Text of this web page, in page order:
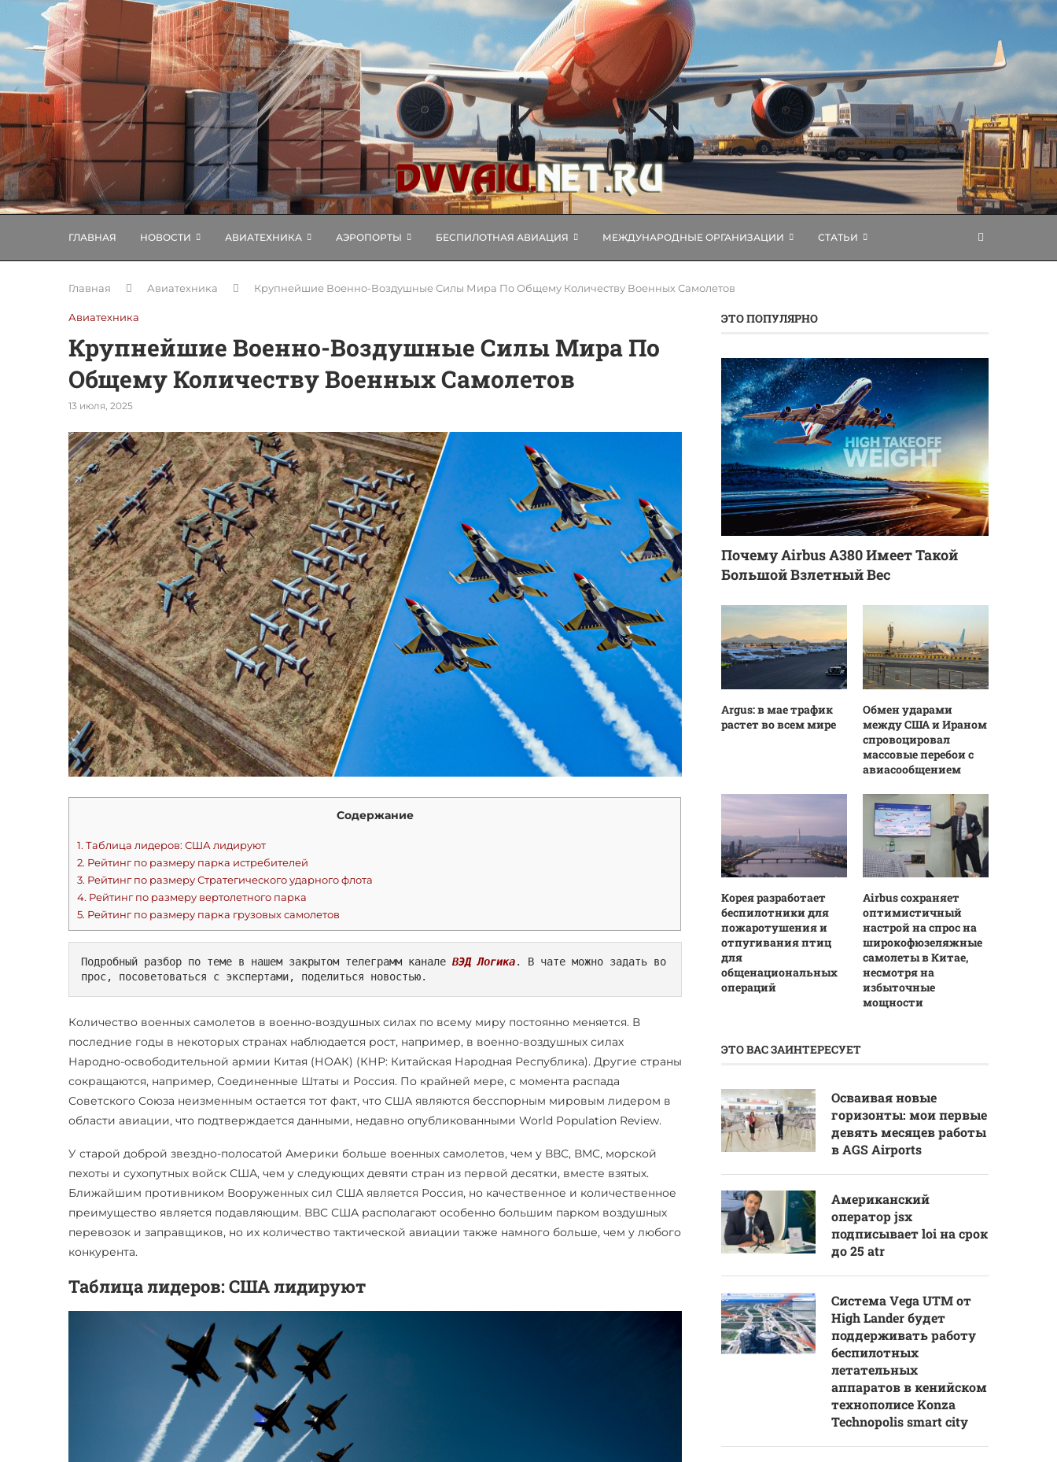
ГЛАВНАЯ НОВОСТИ АВИАТЕХНИКА АЭРОПОРТЫ БЕСПИЛОТНАЯ АВИАЦИЯ МЕЖДУНАРОДНЫЕ ОРГАНИЗАЦИИ СТАТЬИ
Главная Авиатехника Крупнейшие Военно-Воздушные Силы Мира По Общему Количеству Военных Самолетов
Авиатехника
Крупнейшие Военно-Воздушные Силы Мира По
Общему Количеству Военных Самолетов
13 июля, 2025
Содержание
1. Таблица лидеров: США лидируют
2. Рейтинг по размеру парка истребителей
3. Рейтинг по размеру Стратегического ударного флота
4. Рейтинг по размеру вертолетного парка
5. Рейтинг по размеру парка грузовых самолетов
Подробный разбор по теме в нашем закрытом телеграмм канале ВЭД Логика. В чате можно задать во
прос, посоветоваться с экспертами, поделиться новостью.
Количество военных самолетов в военно-воздушных силах по всему миру постоянно меняется. В
последние годы в некоторых странах наблюдается рост, например, в военно-воздушных силах
Народно-освободительной армии Китая (НОАК) (КНР: Китайская Народная Республика). Другие страны
сокращаются, например, Соединенные Штаты и Россия. По крайней мере, с момента распада
Советского Союза неизменным остается тот факт, что США являются бесспорным мировым лидером в
области авиации, что подтверждается данными, недавно опубликованными World Population Review.
У старой доброй звездно-полосатой Америки больше военных самолетов, чем у ВВС, ВМС, морской
пехоты и сухопутных войск США, чем у следующих девяти стран из первой десятки, вместе взятых.
Ближайшим противником Вооруженных сил США является Россия, но качественное и количественное
преимущество является подавляющим. ВВС США располагают особенно большим парком воздушных
перевозок и заправщиков, но их количество тактической авиации также намного больше, чем у любого
конкурента.
Таблица лидеров: США лидируют
ЭТО ПОПУЛЯРНО
Почему Airbus A380 Имеет Такой
Большой Взлетный Вес
Argus: в мае трафик
растет во всем мире
Обмен ударами
между США и Ираном
спровоцировал
массовые перебои с
авиасообщением
Корея разработает
беспилотники для
пожаротушения и
отпугивания птиц
для
общенациональных
операций
Airbus сохраняет
оптимистичный
настрой на спрос на
широкофюзеляжные
самолеты в Китае,
несмотря на
избыточные
мощности
ЭТО ВАС ЗАИНТЕРЕСУЕТ
Осваивая новые
горизонты: мои первые
девять месяцев работы
в AGS Airports
Американский
оператор jsx
подписывает loi на срок
до 25 atr
Система Vega UTM от
High Lander будет
поддерживать работу
беспилотных
летательных
аппаратов в кенийском
технополисе Konza
Technopolis smart city